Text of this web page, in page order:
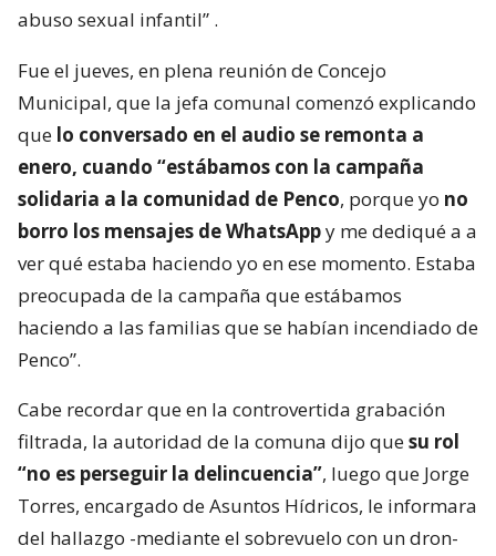
abuso sexual infantil” .
Fue el jueves, en plena reunión de Concejo
Municipal, que la jefa comunal comenzó explicando
que lo conversado en el audio se remonta a
enero, cuando “estábamos con la campaña
solidaria a la comunidad de Penco, porque yo no
borro los mensajes de WhatsAppy me dediqué a a
ver qué estaba haciendo yo en ese momento. Estaba
preocupada de la campaña que estábamos
haciendo a las familias que se habían incendiado de
Penco”.
Cabe recordar que en la controvertida grabación
filtrada, la autoridad de la comuna dijo quesu rol
“no es perseguir la delincuencia”, luego que Jorge
Torres, encargado de Asuntos Hídricos, le informara
del hallazgo -mediante el sobrevuelo con un dron-